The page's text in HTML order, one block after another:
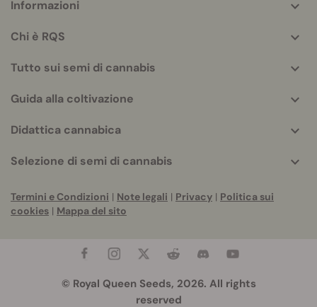
More
info
Informazioni
Chi è RQS
Tutto sui semi di cannabis
Guida alla coltivazione
Didattica cannabica
Selezione di semi di cannabis
Termini e Condizioni | Note legali | Privacy | Politica sui
cookies | Mappa del sito
© Royal Queen Seeds, 2026. All rights
reserved